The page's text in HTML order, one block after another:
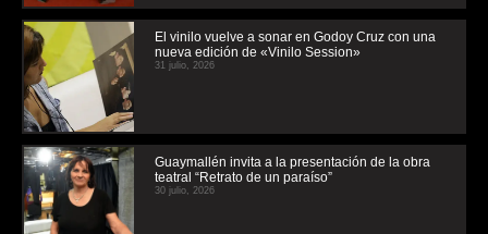
El vinilo vuelve a sonar en Godoy Cruz con una
nueva edición de «Vinilo Session»
31 julio, 2026
Guaymallén invita a la presentación de la obra
teatral “Retrato de un paraíso”
30 julio, 2026